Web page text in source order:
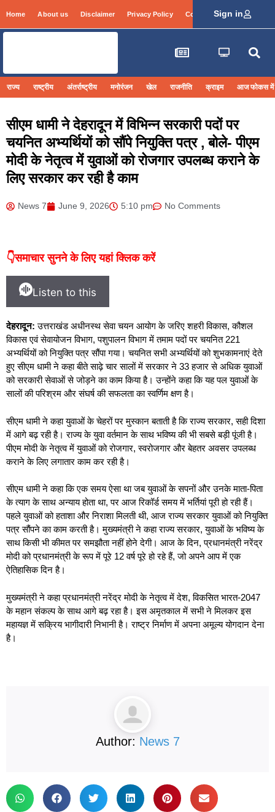
Home About us Disclaimer Privacy Policy Contact Info Login
Sign in
राज्य राष्ट्रीय अंतर्राष्ट्रीय मनोरंजन खेल राजनीति क्राइम आज फोकस में
सीएम धामी ने देहरादून में विभिन्न सरकारी पदों पर
चयनित अभ्यर्थियों को सौंपे नियुक्ति पत्र , बोले- पीएम
मोदी के नेतृत्व में युवाओं को रोजगार उपलब्ध कराने के
लिए सरकार कर रही है काम
News 7 June 9, 2026 5:10 pm No Comments
👇समाचार सुनने के लिए यहां क्लिक करें
Listen to this
देहरादून: उत्तराखंड अधीनस्थ सेवा चयन आयोग के जरिए शहरी विकास, कौशल
विकास एवं सेवायोजन विभाग, पशुपालन विभाग में तमाम पदों पर चयनित 221
अभ्यर्थियों को नियुक्ति पत्र सौंपा गया। चयनित सभी अभ्यर्थियों को शुभकामनाएं देते
हुए सीएम धामी ने कहा बीते साढ़े चार सालों में सरकार ने 33 हजार से अधिक युवाओं
को सरकारी सेवाओं से जोड़ने का काम किया है। उन्होंने कहा कि यह पल युवाओं के
सालों की परिश्रम और संघर्ष की सफलता का स्वर्णिम क्षण है।
सीएम धामी ने कहा युवाओं के चेहरों पर मुस्कान बताती है कि राज्य सरकार, सही दिशा
में आगे बढ़ रही है। राज्य के युवा वर्तमान के साथ भविष्य की भी सबसे बड़ी पूंजी है।
पीएम मोदी के नेतृत्व में युवाओं को रोजगार, स्वरोजगार और बेहतर अवसर उपलब्ध
कराने के लिए लगातार काम कर रही है।
सीएम धामी ने कहा कि एक समय ऐसा था जब युवाओं के सपनों और उनके माता-पिता
के त्याग के साथ अन्याय होता था, पर आज रिकॉर्ड समय में भर्तियां पूरी हो रही हैं।
पहले युवाओं को हताशा और निराशा मिलती थी, आज राज्य सरकार युवाओं को नियुक्ति
पत्र सौंपने का काम करती है। मुख्यमंत्री ने कहा राज्य सरकार, युवाओं के भविष्य के
साथ किसी भी कीमत पर समझौता नहीं होने देगी। आज के दिन, प्रधानमंत्री नरेंद्र
मोदी को प्रधानमंत्री के रूप में पूरे 12 वर्ष पूरे हो रहे हैं, जो अपने आप में एक
ऐतिहासिक दिन है।
मुख्यमंत्री ने कहा प्रधानमंत्री नरेंद्र मोदी के नेतृत्व में देश, विकसित भारत-2047
के महान संकल्प के साथ आगे बढ़ रहा है। इस अमृतकाल में सभी ने मिलकर इस
महायज्ञ में सक्रिय भागीदारी निभानी है। राष्ट्र निर्माण में अपना अमूल्य योगदान देना
है।
Author: News 7